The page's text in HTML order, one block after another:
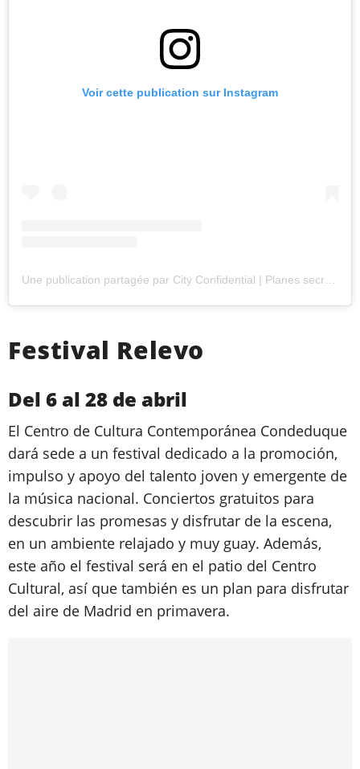
Voir cette publication sur Instagram
Festival Relevo
Del 6 al 28 de abril
El Centro de Cultura Contemporánea Condeduque
dará sede a un festival dedicado a la promoción,
impulso y apoyo del talento joven y emergente de
la música nacional. Conciertos gratuitos para
descubrir las promesas y disfrutar de la escena,
en un ambiente relajado y muy guay. Además,
este año el festival será en el patio del Centro
Cultural, así que también es un plan para disfrutar
del aire de Madrid en primavera.